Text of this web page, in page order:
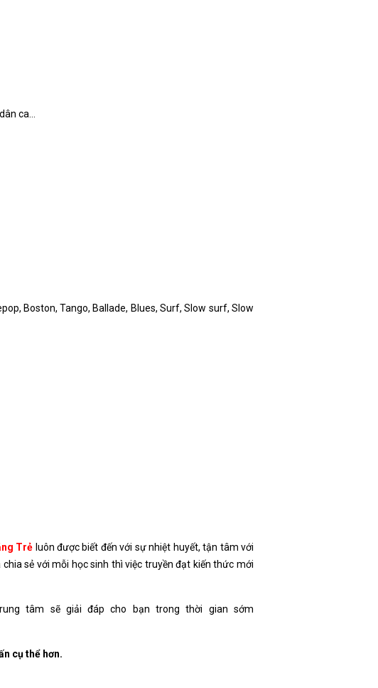
ca…
Boston, Tango, Ballade, Blues, Surf, Slow surf, Slow
Trẻ luôn được biết đến với sự nhiệt huyết, tận tâm với
sẻ với mỗi học sinh thì việc truyền đạt kiến thức mới
tâm sẽ giải đáp cho bạn trong thời gian sớm
cụ thể hơn.